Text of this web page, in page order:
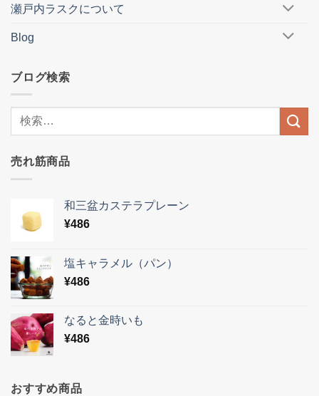
瀬戸内ラスクについて
Blog
ブログ検索
売れ筋商品
和三盆カステラプレーン
¥486
塩キャラメル（パン）
¥486
なると金時いも
¥486
おすすめ商品